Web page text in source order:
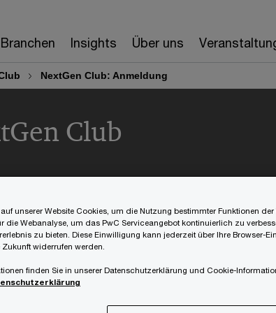
Branchen Insights Über uns
NextGen Club: Anmeldung
Club
Netzwerks
Einfach
unserer Website Cookies, um die Nutzung bestimmter Funktionen der
die Webanalyse, um das PwC Serviceangebot kontinuierlich zu
zu bieten. Diese Einwilligung kann jederzeit über Ihre Browser-
widerrufen werden.
finden Sie in unserer Datenschutzerklärung und Cookie-